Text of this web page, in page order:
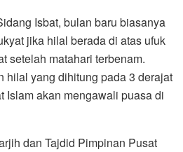
Isbat, bulan baru biasanya
jika hilal berada di atas ufuk
setelah matahari terbenam.
hilal yang dihitung pada 3 derajat
Islam akan mengawali puasa di
dan Tajdid Pimpinan Pusat